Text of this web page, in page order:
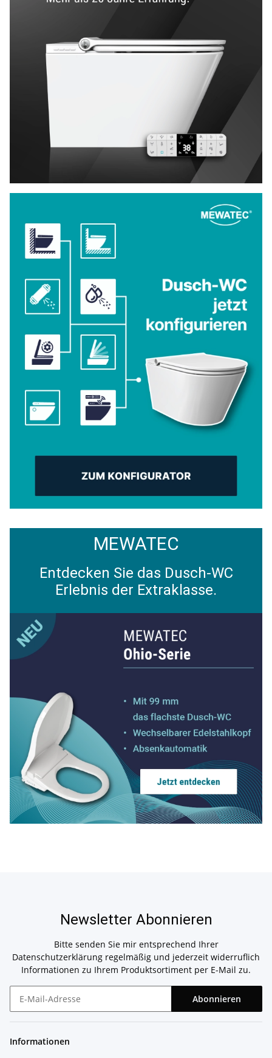
MEWATEC
Entdecken Sie das Dusch-WC
Erlebnis der Extraklasse.
Newsletter Abonnieren
Bitte senden Sie mir entsprechend Ihrer
Datenschutzerklärung regelmäßig und jederzeit widerruflich
Informationen zu Ihrem Produktsortiment per E-Mail zu.
Abonnieren
Informationen